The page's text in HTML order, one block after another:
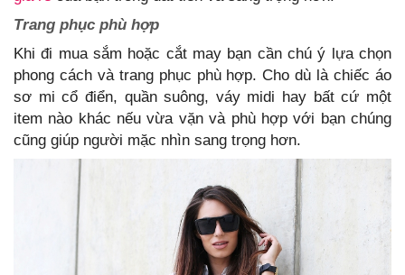
Trang phục phù hợp
Khi đi mua sắm hoặc cắt may bạn cần chú ý lựa chọn
phong cách và trang phục phù hợp. Cho dù là chiếc áo
sơ mi cổ điển, quần suông, váy midi hay bất cứ một
item nào khác nếu vừa vặn và phù hợp với bạn chúng
cũng giúp người mặc nhìn sang trọng hơn.